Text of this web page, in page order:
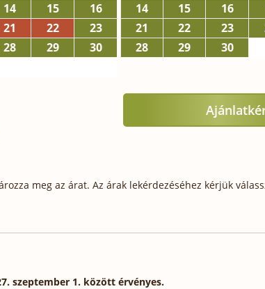
14 15
16
21 22
23
28 29
30
14
15 16
21
22 23
28
29 30
meg az árat. Az árak lekérdezéséhez kérjük
szeptember 1. között érvényes.